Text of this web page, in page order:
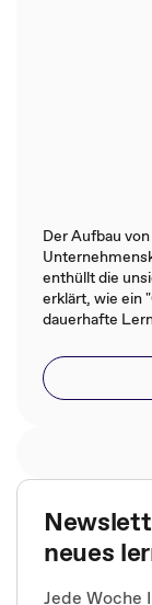
Der Aufbau
enthüllt die
erklärt, wie ein
dauerhafte
neues
Jede Woche